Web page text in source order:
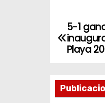
N
e
5-1
Playa